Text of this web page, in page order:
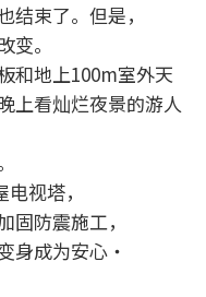
束了。但是，
。
和地上100m室外天
上看灿烂夜景的游人
视塔，
防震施工，
身成为安心・